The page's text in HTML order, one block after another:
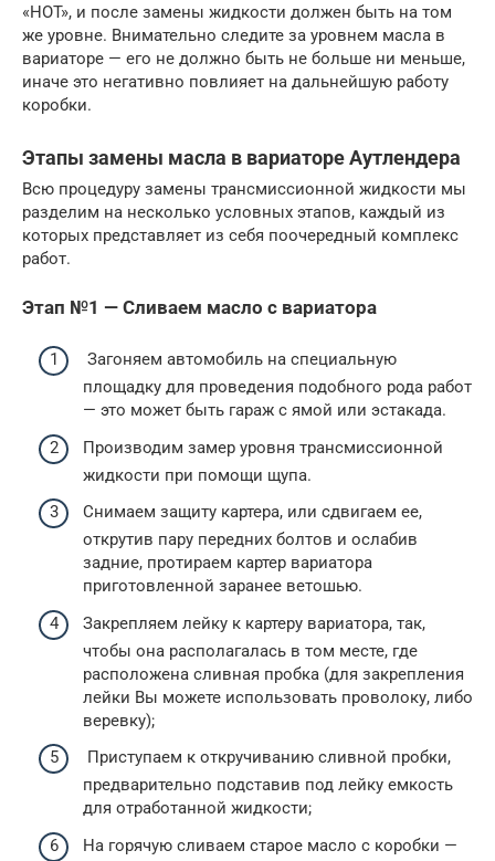
«HOT», и после замены жидкости должен быть на том
же уровне. Внимательно следите за уровнем масла в
вариаторе — его не должно быть не больше ни меньше,
иначе это негативно повлияет на дальнейшую работу
коробки.
Этапы замены масла в вариаторе Аутлендера
Всю процедуру замены трансмиссионной жидкости мы
разделим на несколько условных этапов, каждый из
которых представляет из себя поочередный комплекс
работ.
Этап №1 — Сливаем масло с вариатора
Загоняем автомобиль на специальную
площадку для проведения подобного рода работ
— это может быть гараж с ямой или эстакада.
Производим замер уровня трансмиссионной
жидкости при помощи щупа.
Снимаем защиту картера, или сдвигаем ее,
открутив пару передних болтов и ослабив
задние, протираем картер вариатора
приготовленной заранее ветошью.
Закрепляем лейку к картеру вариатора, так,
чтобы она располагалась в том месте, где
расположена сливная пробка (для закрепления
лейки Вы можете использовать проволоку, либо
веревку);
Приступаем к откручиванию сливной пробки,
предварительно подставив под лейку емкость
для отработанной жидкости;
На горячую сливаем старое масло с коробки —